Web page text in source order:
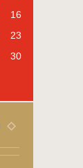
16
23
30